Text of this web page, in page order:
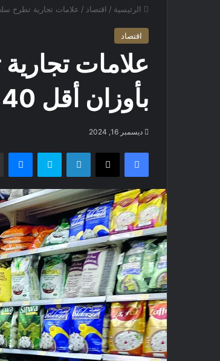
الرئيسية / اقتصاد / علامات تجارية تطرح سلعاً في العروض
اقتصاد
علامات
بأوزان أقل 40% وبسعر العبوات الأكبر وزناً
ديسمبر 16, 2024
فيسبوك X لينكدإن سكايب